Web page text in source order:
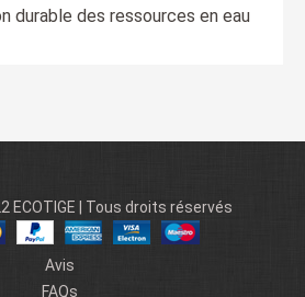
durable des ressources en eau
ECOTIGE | Tous droits réservés
Avis
FAQs